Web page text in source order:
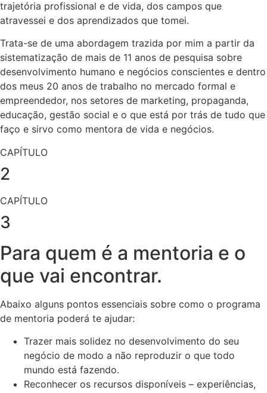
trajetória profissional e de vida, dos campos que
atravessei e dos aprendizados que tomei.
Trata-se de uma abordagem trazida por mim a partir da
sistematização de mais de 11 anos de pesquisa sobre
desenvolvimento humano e negócios conscientes e dentro
dos meus 20 anos de trabalho no mercado formal e
empreendedor, nos setores de marketing, propaganda,
educação, gestão social e o que está por trás de tudo que
faço e sirvo como mentora de vida e negócios.
CAPÍTULO
2
CAPÍTULO
3
Para quem é a mentoria e o
que vai encontrar.
Abaixo alguns pontos essenciais sobre como o programa
de mentoria poderá te ajudar:
Trazer mais solidez no desenvolvimento do seu
negócio de modo a não reproduzir o que todo
mundo está fazendo.
Reconhecer os recursos disponíveis – experiências,